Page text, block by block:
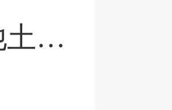
江苏省镇江市句容市其他土地52亩转让